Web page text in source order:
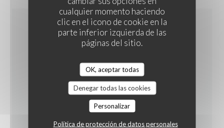
cualquier momento haciendo
clic en el icono de cookie en la
parte inferior izquierda de las
páginas del sitio.
OK, aceptar todas
Denegar todas las cookies
Personalizar
Política de protección de datos personales
INFORMACIÓN
COCINA
Productos locales , productos frescos, Hecho en casa